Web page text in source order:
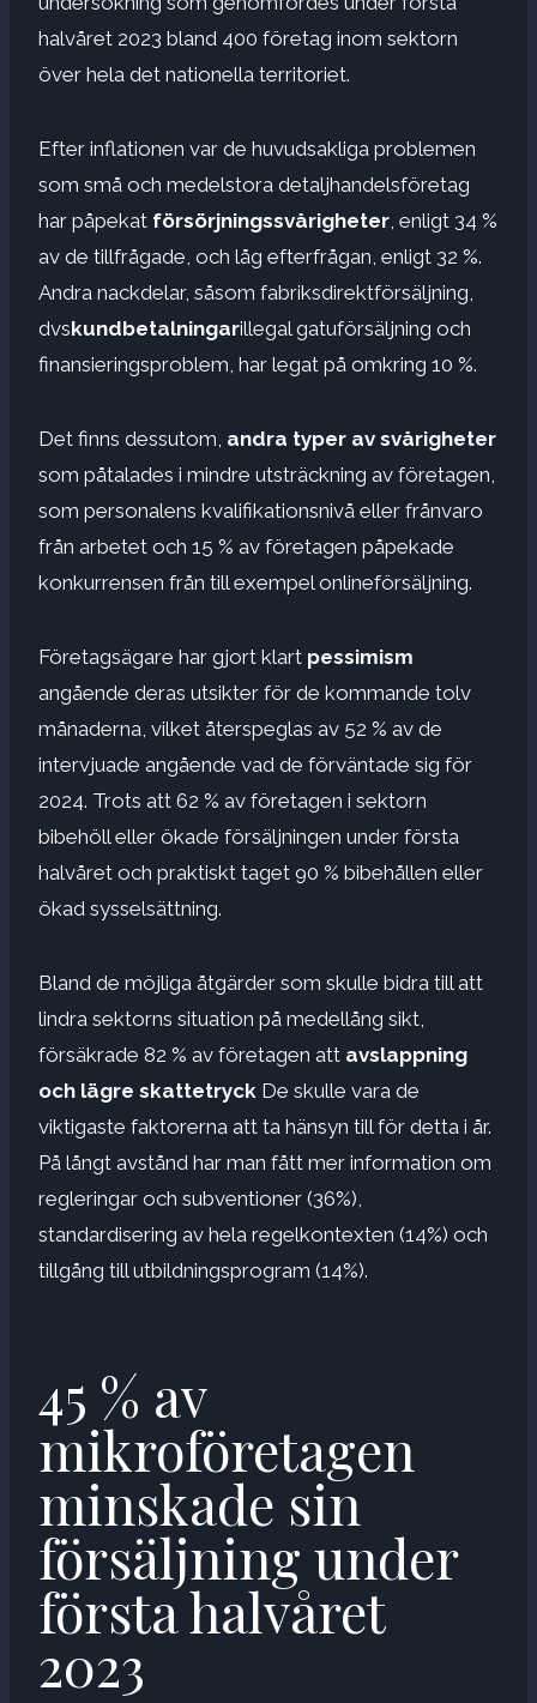
halvåret 2023 bland 400 företag inom sektorn
över hela det nationella territoriet.
Efter inflationen var de huvudsakliga problemen
som små och medelstora detaljhandelsföretag
har påpekat försörjningssvårigheter , enligt 34 ​​%
av de tillfrågade, och låg efterfrågan, enligt 32 %.
Andra nackdelar, såsom fabriksdirektförsäljning,
dvskundbetalningarillegal gatuförsäljning och
finansieringsproblem, har legat på omkring 10 %.
Det finns dessutom, andra typer av svårigheter
som påtalades i mindre utsträckning av företagen,
som personalens kvalifikationsnivå eller frånvaro
från arbetet och 15 % av företagen påpekade
konkurrensen från till exempel onlineförsäljning.
Företagsägare har gjort klart pessimism
angående deras utsikter för de kommande tolv
månaderna, vilket återspeglas av 52 % av de
intervjuade angående vad de förväntade sig för
2024. Trots att 62 % av företagen i sektorn
bibehöll eller ökade försäljningen under första
halvåret och praktiskt taget 90 % bibehållen eller
ökad sysselsättning.
Bland de möjliga åtgärder som skulle bidra till att
lindra sektorns situation på medellång sikt,
försäkrade 82 % av företagen att avslappning
och lägre skattetryck De skulle vara de
viktigaste faktorerna att ta hänsyn till för detta i år.
På långt avstånd har man fått mer information om
regleringar och subventioner (36%),
standardisering av hela regelkontexten (14%) och
tillgång till utbildningsprogram (14%).
45 % av
mikroföretagen
minskade sin
försäljning under
första halvåret
2023